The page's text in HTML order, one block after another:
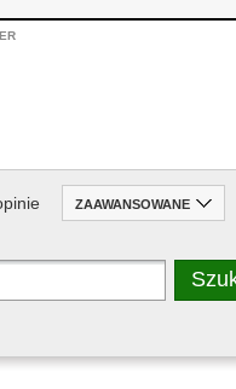
ZAAWANSOWANE